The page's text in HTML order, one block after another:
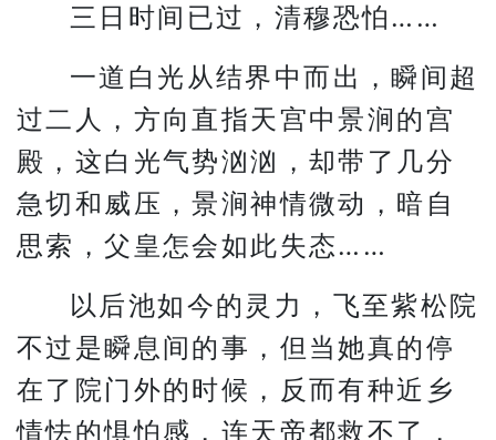
三日时间已过，清穆恐怕……
一道白光从结界中而出，瞬间超
过二人，方向直指天宫中景涧的宫
殿，这白光气势汹汹，却带了几分
急切和威压，景涧神情微动，暗自
思索，父皇怎会如此失态……
以后池如今的灵力，飞至紫松院
不过是瞬息间的事，但当她真的停
在了院门外的时候，反而有种近乡
情怯的惧怕感，连天帝都救不了，